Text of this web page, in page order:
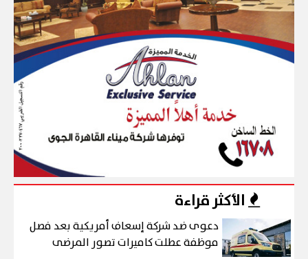
الأكثر قراءة
دعوى ضد شركة إسعاف أمريكية بعد فصل
موظفة عطلت كاميرات تصور المرضى